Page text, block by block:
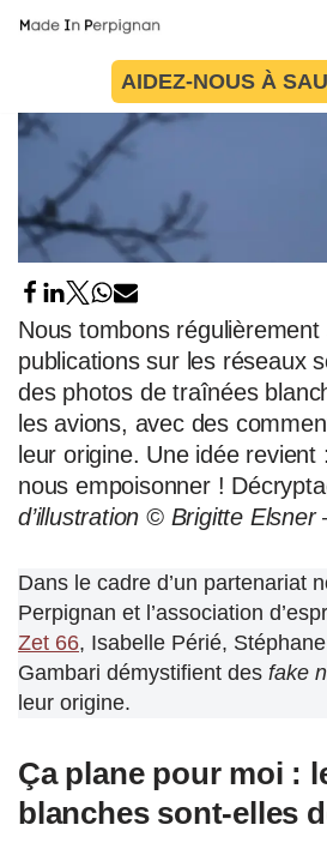
contenu
AIDEZ-NOUS À
Nous tombons régulièrement
publications sur les réseaux
des photos de traînées
les avions, avec des
leur origine. Une idée revient
nous empoisonner !
d’illustration © Brigitte Elsner
Dans le cadre d’un partenariat
Perpignan et l’association
Zet 66, Isabelle Périé,
Gambari démystifient des fake
leur origine.
Ça plane pour moi :
blanches sont-elles